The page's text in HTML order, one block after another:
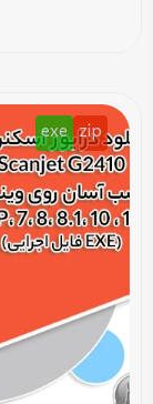
zip
exe